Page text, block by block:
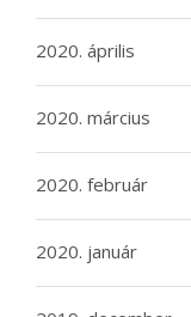
2020. április
2020. március
2020. február
2020. január